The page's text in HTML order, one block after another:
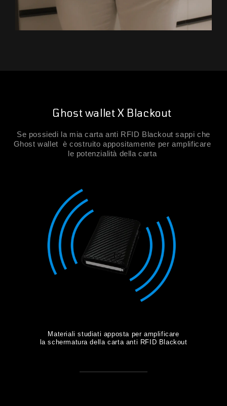
Ghost wallet X Blackout
Se possiedi la mia carta anti RFID Blackout sappi che
Ghost wallet è costruito appositamente per amplificare
le potenzialità della carta
Materiali studiati apposta per amplificare
la schermatura della carta anti RFID Blackout